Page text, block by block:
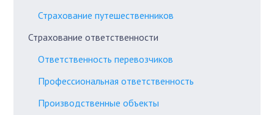
Страхование путешественников
Страхование ответственности
Ответственность перевозчиков
Профессиональная ответственность
Производственные объекты